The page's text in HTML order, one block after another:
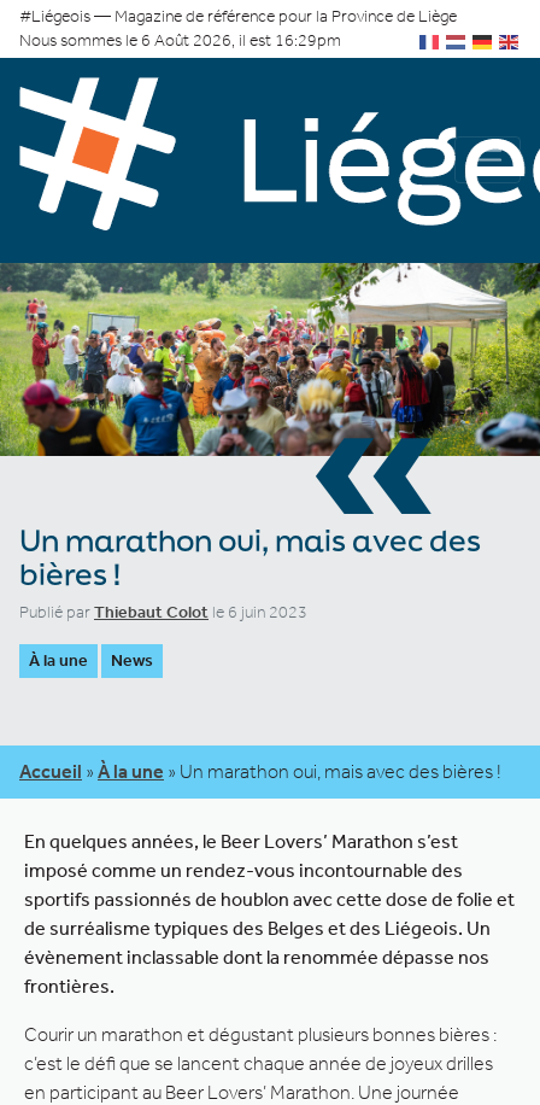
#Liégeois — Magazine de référence pour la Province de Liège
Nous sommes le 6 Août 2026, il est 16:29pm
«
Un marathon oui, mais avec des
bières !
Publié parThiebaut Colot le 6 juin 2023
À la une News
Accueil » À la une » Un marathon oui, mais avec des bières !
En quelques années, le Beer Lovers’ Marathon s’est
imposé comme un rendez-vous incontournable des
sportifs passionnés de houblon avec cette dose de folie et
de surréalisme typiques des Belges et des Liégeois. Un
évènement inclassable dont la renommée dépasse nos
frontières.
Courir un marathon et dégustant plusieurs bonnes bières :
c’est le défi que se lancent chaque année de joyeux drilles
en participant au Beer Lovers’ Marathon. Une journée